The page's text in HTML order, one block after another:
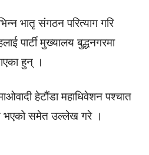
भातृ संगठन परित्याग गरि
पार्टी मुख्यालय बुद्धनगरमा
हुन् ।
हेटौंडा महाधिवेशन पश्चात
भएको समेत उल्लेख गरे ।